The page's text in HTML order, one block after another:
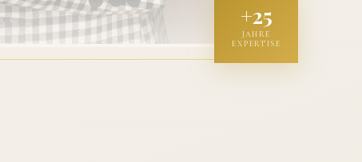
+25
JAHRE
EXPERTISE